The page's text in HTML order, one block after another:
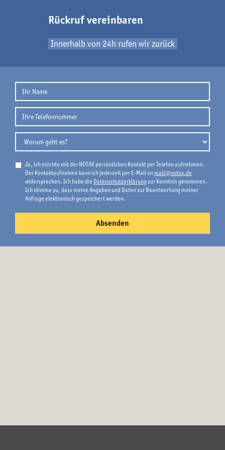
Rückruf vereinbaren
Innerhalb von 24h rufen wir zurück
Ja, ich möchte mit der NOTAX persönlichen Kontakt per Telefon aufnehmen.
Der Kontaktaufnahme kann ich jederzeit per E-Mail an mail@notax.de
widersprechen. Ich habe die Datenschutzerklärungzur Kenntnis genommen.
Ich stimme zu, dass meine Angaben und Daten zur Beantwortung meiner
Anfrage elektronisch gespeichert werden.